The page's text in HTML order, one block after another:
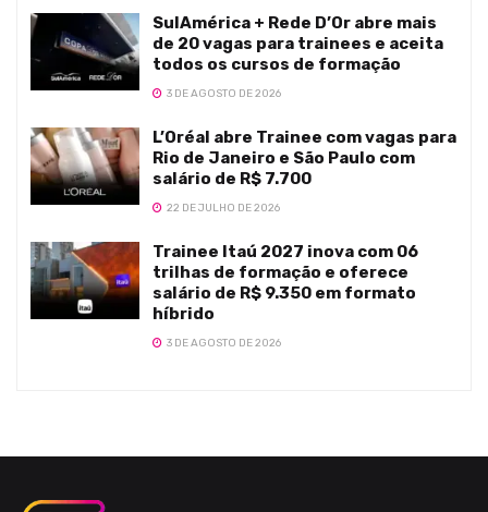
SulAmérica + Rede D’Or abre mais
de 20 vagas para trainees e aceita
todos os cursos de formação
3 DE AGOSTO DE 2026
L’Oréal abre Trainee com vagas para
Rio de Janeiro e São Paulo com
salário de R$ 7.700
22 DE JULHO DE 2026
Trainee Itaú 2027 inova com 06
trilhas de formação e oferece
salário de R$ 9.350 em formato
híbrido
3 DE AGOSTO DE 2026